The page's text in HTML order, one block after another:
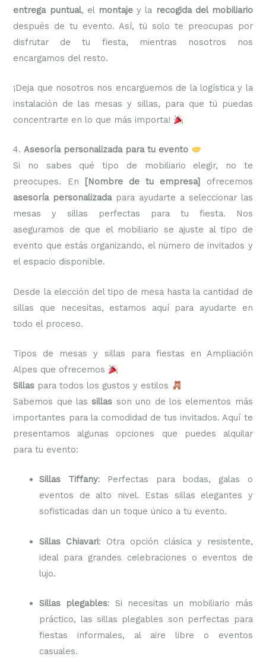
entrega puntual, el montajey la recogida del mobiliario
después de tu evento. Así, tú solo te preocupas por
disfrutar de tu fiesta, mientras nosotros nos
encargamos del resto.
¡Deja que nosotros nos encarguemos de la logística y la
instalación de las mesas y sillas, para que tú puedas
concentrarte en lo que más importa!
4.Asesoría personalizada para tu evento
Si no sabes qué tipo de mobiliario elegir, no te
preocupes. En
[Nombre de tu empresa]
ofrecemos
asesoría personalizadapara ayudarte a seleccionar las
mesas y sillas perfectas para tu fiesta. Nos
aseguramos de que el mobiliario se ajuste al tipo de
evento que estás organizando, el número de invitados y
el espacio disponible.
Desde la elección del tipo de mesa hasta la cantidad de
sillas que necesitas, estamos aquí para ayudarte en
todo el proceso.
Tipos de mesas y sillas para fiestas en Ampliación
Alpes que ofrecemos
Sillas para todos los gustos y estilos
Sabemos que lassillas son uno de los elementos más
importantes para la comodidad de tus invitados. Aquí te
presentamos algunas opciones que puedes alquilar
para tu evento:
Sillas Tiffany: Perfectas para bodas, galas o
eventos de alto nivel. Estas sillas elegantes y
sofisticadas dan un toque único a tu evento.
Sillas Chiavari: Otra opción clásica y resistente,
ideal para grandes celebraciones o eventos de
lujo.
Sillas plegables: Si necesitas un mobiliario más
práctico, las sillas plegables son perfectas para
fiestas informales, al aire libre o eventos
casuales.